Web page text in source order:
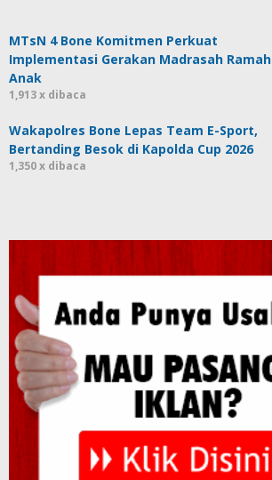
MTsN 4 Bone Komitmen Perkuat
Implementasi Gerakan Madrasah Ramah
Anak
1,913 x dibaca
Wakapolres Bone Lepas Team E-Sport,
Bertanding Besok di Kapolda Cup 2026
1,350 x dibaca